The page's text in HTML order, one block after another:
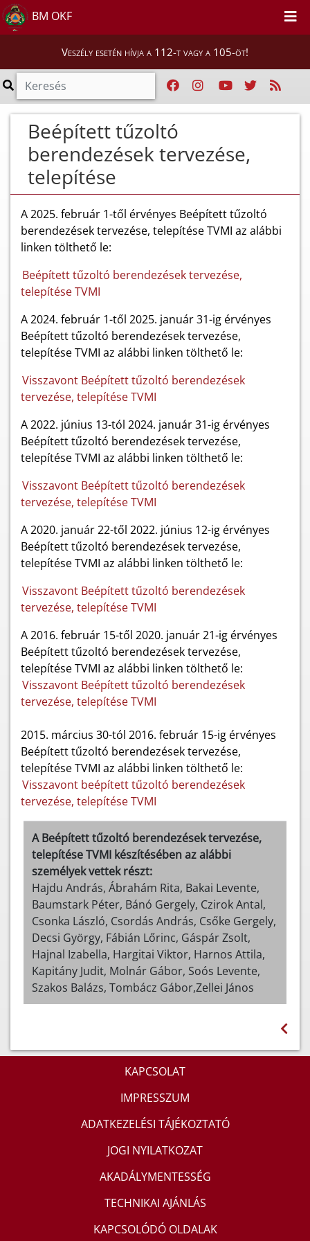
BM OKF
Veszély esetén hívja a 112-t vagy a 105-öt!
Beépített tűzoltó
berendezések tervezése,
telepítése
A 2025. február 1-től érvényes Beépített tűzoltó
berendezések tervezése, telepítése TVMI az alábbi
linken tölthető le:
Beépített tűzoltó berendezések tervezése,
telepítése TVMI
A 2024. február 1-től 2025. január 31-ig érvényes
Beépített tűzoltó berendezések tervezése,
telepítése TVMI az alábbi linken tölthető le:
Visszavont Beépített tűzoltó berendezések
tervezése, telepítése TVMI
A 2022. június 13-tól 2024. január 31-ig érvényes
Beépített tűzoltó berendezések tervezése,
telepítése TVMI az alábbi linken tölthető le:
Visszavont Beépített tűzoltó berendezések
tervezése, telepítése TVMI
A 2020. január 22-től 2022. június 12-ig érvényes
Beépített tűzoltó berendezések tervezése,
telepítése TVMI az alábbi linken tölthető le:
Visszavont Beépített tűzoltó berendezések
tervezése, telepítése TVMI
A 2016. február 15-től 2020. január 21-ig érvényes
Beépített tűzoltó berendezések tervezése,
telepítése TVMI az alábbi linken tölthető le:
Visszavont Beépített tűzoltó berendezések
tervezése, telepítése TVMI
2015. március 30-tól 2016. február 15-ig érvényes
Beépített tűzoltó berendezések tervezése,
telepítése TVMI az alábbi linken tölthető le:
Visszavont beépített tűzoltó berendezések
tervezése, telepítése TVMI
A Beépített tűzoltó berendezések tervezése,
telepítése TVMI készítésében az alábbi
személyek vettek részt:
Hajdu András, Ábrahám Rita, Bakai Levente,
Baumstark Péter, Bánó Gergely, Czirok Antal,
Csonka László, Csordás András, Csőke Gergely,
Decsi György, Fábián Lőrinc, Gáspár Zsolt,
Hajnal Izabella, Hargitai Viktor, Harnos Attila,
Kapitány Judit, Molnár Gábor, Soós Levente,
Szakos Balázs, Tombácz Gábor,Zellei János
KAPCSOLAT
IMPRESSZUM
ADATKEZELÉSI TÁJÉKOZTATÓ
JOGI NYILATKOZAT
AKADÁLYMENTESSÉG
TECHNIKAI AJÁNLÁS
KAPCSOLÓDÓ OLDALAK